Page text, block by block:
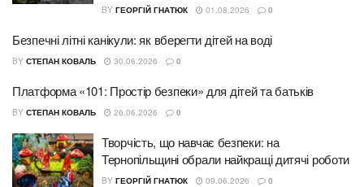
BY ГЕОРГІЙ ГНАТЮК 01.08.2026 0
Безпечні літні канікули: як вберегти дітей на воді
BY СТЕПАН КОВАЛЬ 30.06.2026 0
Платформа «101: Простір безпеки» для дітей та батьків
BY СТЕПАН КОВАЛЬ 26.06.2026 0
Творчість, що навчає безпеки: на
Тернопільщині обрали найкращі дитячі роботи
BY ГЕОРГІЙ ГНАТЮК 09.06.2026 0